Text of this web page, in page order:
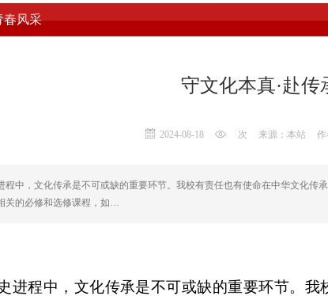
春风采
守文化本真·赴
2024-08-18 次 来源：本站 作
中，文化传承是不可或缺的重要环节。我校有责任也有使命在中华文化
关的必修和选修课程，如…
进程中，文化传承是不可或缺的重要环节。